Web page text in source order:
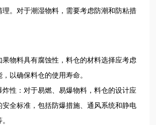
理。对于潮湿物料，需要考虑防潮和防粘措
果物料具有腐蚀性，料仓的材料选择应考虑
以确保料仓的使用寿命。
炸性：对于易燃、易爆物料，料仓的设计应
安全标准，包括防爆措施、通风系统和静电